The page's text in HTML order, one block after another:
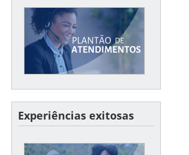
Experiências exitosas